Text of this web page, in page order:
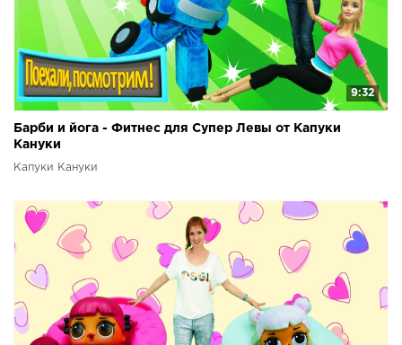
9:32
Барби и йога - Фитнес для Супер Левы от Капуки
Кануки
Капуки Кануки